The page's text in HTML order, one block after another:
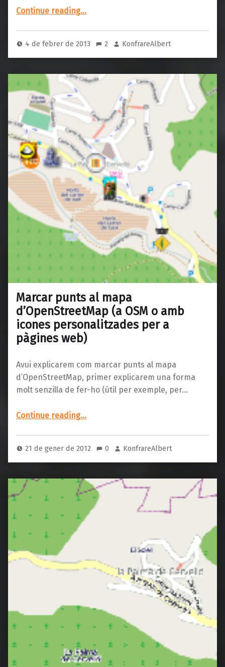
Continue reading“OsmAnd: Guiatge per veu en català”
…
4 de febrer de 2013 2 KonfrareAlbert
Marcar punts al mapa
d’OpenStreetMap (a OSM o amb
icones personalitzades per a
pàgines web)
Avui explicarem com marcar punts al mapa
d’OpenStreetMap, primer explicarem una forma
molt senzilla de fer-ho (útil per exemple, per…
Continue reading“Marcar punts al mapa d’OpenStreetMap (a OSM o amb icones personalitzades per a pàgines web)”
…
21 de gener de 2012 0 KonfrareAlbert